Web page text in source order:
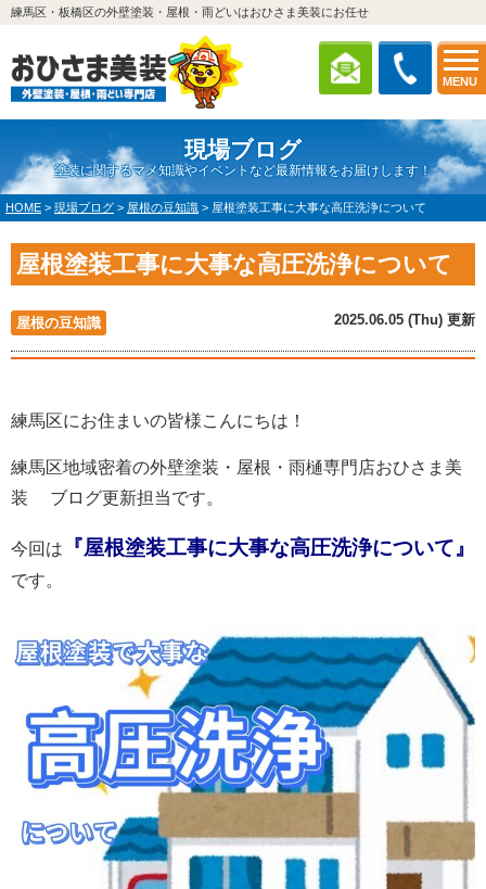
MENU
練馬区・板橋区の外壁塗装・屋根・雨どいはおひさま美装にお任せ
現場ブログ
塗装に関するマメ知識やイベントなど最新情報をお届けします！
HOME > 現場ブログ > 屋根の豆知識 > 屋根塗装工事に大事な高圧洗浄について
屋根塗装工事に大事な高圧洗浄について
屋根の豆知識 2025.06.05 (Thu) 更新
練馬区にお住まいの皆様こんにちは！
練馬区地域密着の外壁塗装・屋根・雨樋専門店おひさま美
装 ブログ更新担当です。
今回は 『屋根塗装工事に大事な高圧洗浄について』
です。